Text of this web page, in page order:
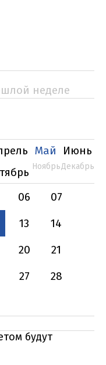
неделе
Май
Июнь
НоябрьДекабрь
06
07
13
14
20
21
27
28
будут